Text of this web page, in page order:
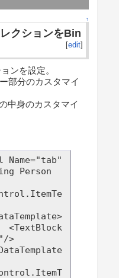
↑
クションをBin
[edit]
ンを設定。
部分のカスタマイ
中身のカスタマイ
Person
>